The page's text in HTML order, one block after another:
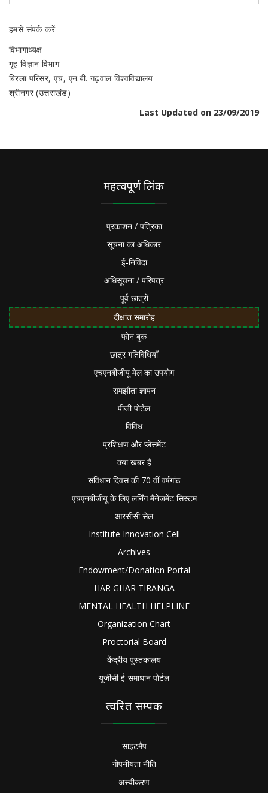
हमसे संपर्क करें
विभागाध्यक्ष
गृह विज्ञान विभाग
बिरला परिसर, एच, एन.बी. गढ़वाल विश्वविद्यालय
श्रीनगर (उत्तराखंड)
Last Updated on 23/09/2019
महत्वपूर्ण लिंक
प्रकाशन / पत्रिका
सूचना का अधिकार
ई-निविदा
अधिसूचना / परिपत्र
पूर्व छात्रों
दीक्षांत समारोह
फोन बुक
छात्र गतिविधियाँ
एचएनबीजीयू मेल का उपयोग
समझौता ज्ञापन
पीजी पोर्टल
विविध
प्रशिक्षण और प्लेसमेंट
क्या खबर है
संविधान दिवस की 70 वीं वर्षगांठ
एचएनबीजीयू के लिए लर्निंग मैनेजमेंट सिस्टम
आरसीसी सेल
Institute Innovation Cell
Archives
Endowment/Donation Portal
HAR GHAR TIRANGA
MENTAL HEALTH HELPLINE
Organization Chart
Proctorial Board
केंद्रीय पुस्तकालय
यूजीसी ई-समाधान पोर्टल
त्वरित सम्पक
साइटमैप
गोपनीयता नीति
अस्वीकरण